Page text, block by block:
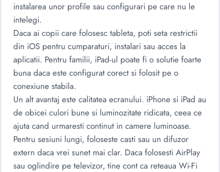
instalarea unor profile sau configurari pe care nu le
intelegi.
Daca ai copii care folosesc tableta, poti seta restrictii
din iOS pentru cumparaturi, instalari sau acces la
aplicatii. Pentru familii, iPad-ul poate fi o solutie foarte
buna daca este configurat corect si folosit pe o
conexiune stabila.
Un alt avantaj este calitatea ecranului. iPhone si iPad au
de obicei culori bune si luminozitate ridicata, ceea ce
ajuta cand urmaresti continut in camere luminoase.
Pentru sesiuni lungi, foloseste casti sau un difuzor
extern daca vrei sunet mai clar. Daca folosesti AirPlay
sau oglindire pe televizor, tine cont ca reteaua Wi-Fi